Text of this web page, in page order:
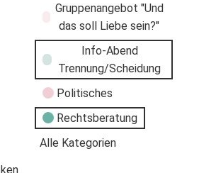
Gruppenangebot "Und
das soll Liebe sein?"
Info-Abend
Trennung/Scheidung
Politisches
Rechtsberatung
Alle Kategorien